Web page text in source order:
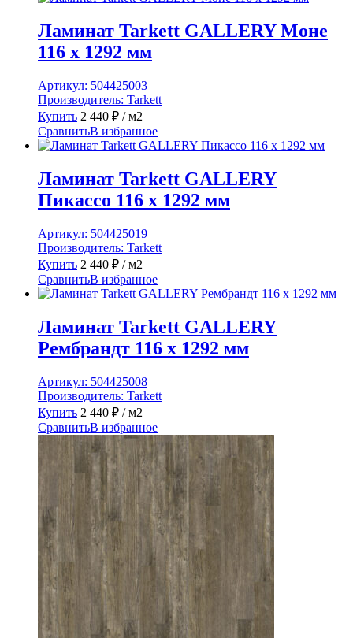
Ламинат Tarkett GALLERY Моне
116 x 1292 мм
Артикул: 504425003
Производитель: Tarkett
Купить 2 440 ₽ / м2
СравнитьВ избранное
Ламинат Tarkett GALLERY
Пикассо 116 x 1292 мм
Артикул: 504425019
Производитель: Tarkett
Купить 2 440 ₽ / м2
СравнитьВ избранное
Ламинат Tarkett GALLERY
Рембрандт 116 x 1292 мм
Артикул: 504425008
Производитель: Tarkett
Купить 2 440 ₽ / м2
СравнитьВ избранное